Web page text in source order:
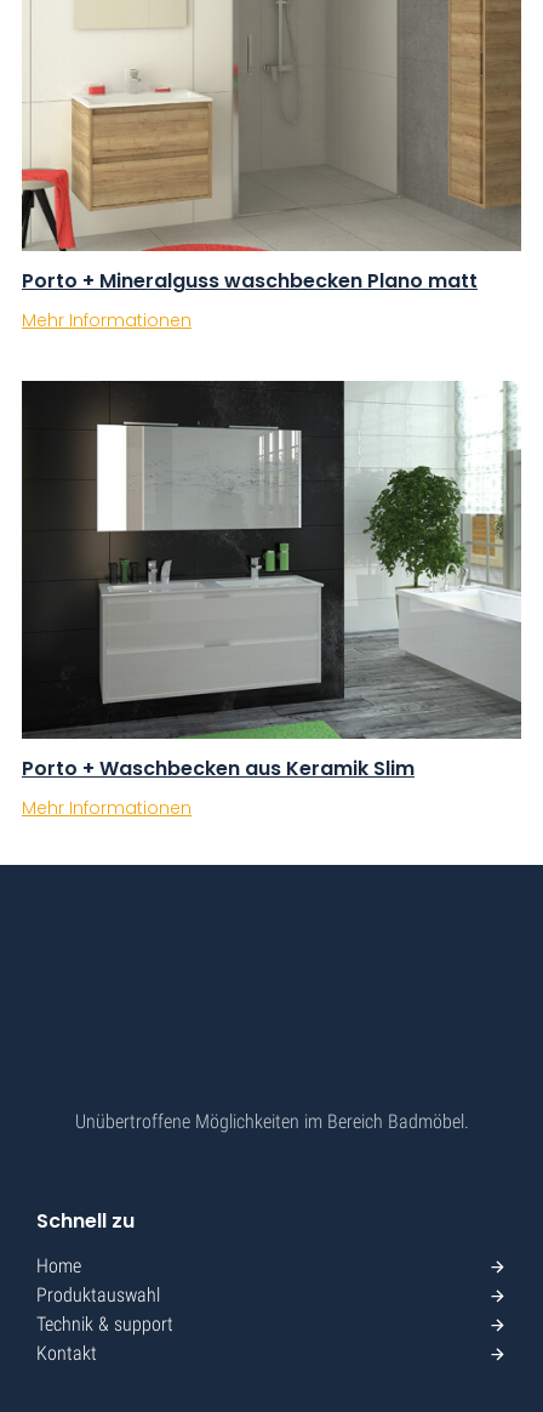
Porto + Mineralguss waschbecken Plano matt
Mehr Informationen
Porto + Waschbecken aus Keramik Slim
Mehr Informationen
Unübertroffene Möglichkeiten im Bereich Badmöbel.
Schnell zu
Home
Produktauswahl
Technik & support
Kontakt